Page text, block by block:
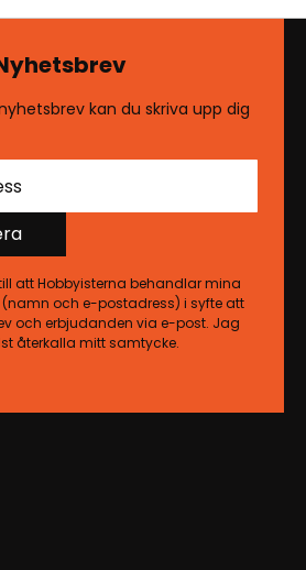
kan du skriva upp dig
att Hobbyisterna behandlar mina
och e-postadress) i syfte att
och erbjudanden via e-post. Jag
återkalla mitt samtycke.